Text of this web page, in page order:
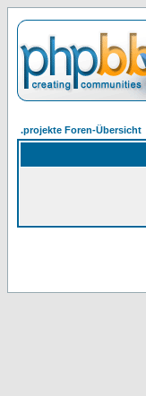
.projekte Foren-Übersicht